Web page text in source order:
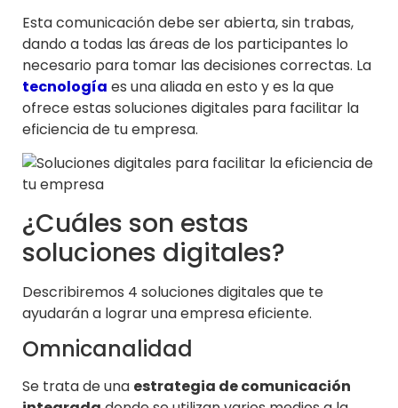
Esta comunicación debe ser abierta, sin trabas,
dando a todas las áreas de los participantes lo
necesario para tomar las decisiones correctas. La
tecnología es una aliada en esto y es la que
ofrece estas soluciones digitales para facilitar la
eficiencia de tu empresa.
¿Cuáles son estas
soluciones digitales?
Describiremos 4 soluciones digitales que te
ayudarán a lograr una empresa eficiente.
Omnicanalidad
Se trata de una estrategia de comunicación